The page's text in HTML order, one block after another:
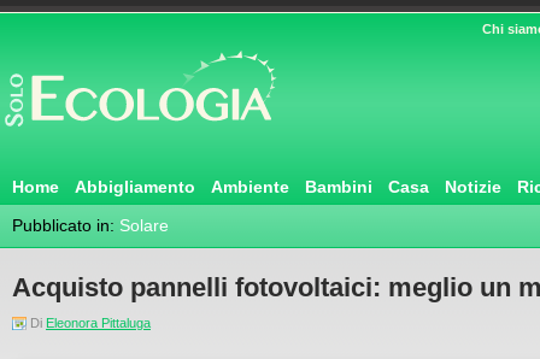
Chi
Home Abbigliamento Ambiente Bambini Casa Notizie
Pubblicato in: Solare
Acquisto pannelli fotovoltaici: meglio un
Di Eleonora Pittaluga